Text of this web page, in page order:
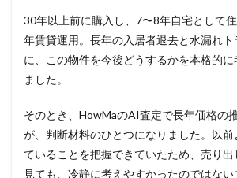
30年以上前に購入し、7〜8年自宅として
年賃貸運用。長年の入居者退去と水漏れ
に、この物件を今後どうするかを本格的に
ました。
そのとき、HowMaのAI査定で長年価格の
が、判断材料のひとつになりました。以前
ていることを把握できていたため、売り
見ても、冷静に考えやすかったのではない